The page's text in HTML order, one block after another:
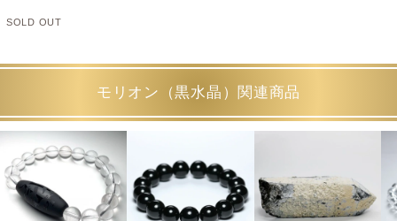
SOLD OUT
モリオン（黒水晶）関連商品